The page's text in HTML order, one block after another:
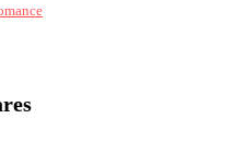
enojados pelirrojos